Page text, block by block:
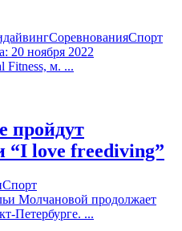
СоревнованияСпорт
20 ноября 2022
Fitness, м. ...
пройдут
“I love freediving”
Спорт
Молчановой продолжает
Петербурге. ...